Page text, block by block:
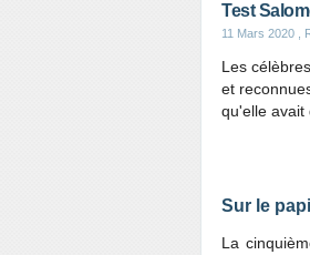
Test
11 Mars 2020 ,
Les
et
qu'elle avait
Sur le
La